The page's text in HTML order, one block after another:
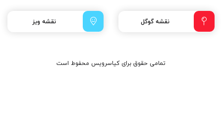
نقشه گوگل نقشه ویز
تمامی حقوق برای کیاسرویس محفوط است